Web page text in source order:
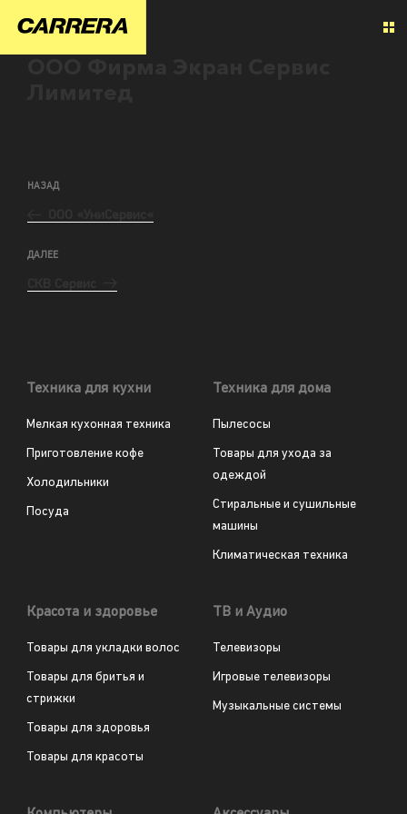
НАЗАД
ДАЛЕЕ
Техника для кухни
Мелкая кухонная техника
Приготовление кофе
Холодильники
Посуда
Техника для дома
Пылесосы
Товары для ухода за
одеждой
Стиральные и сушильные
машины
Климатическая техника
Красота и здоровье
Товары для укладки волос
Товары для бритья и
стрижки
Товары для здоровья
Товары для красоты
ТВ и Аудио
Телевизоры
Игровые телевизоры
Музыкальные системы